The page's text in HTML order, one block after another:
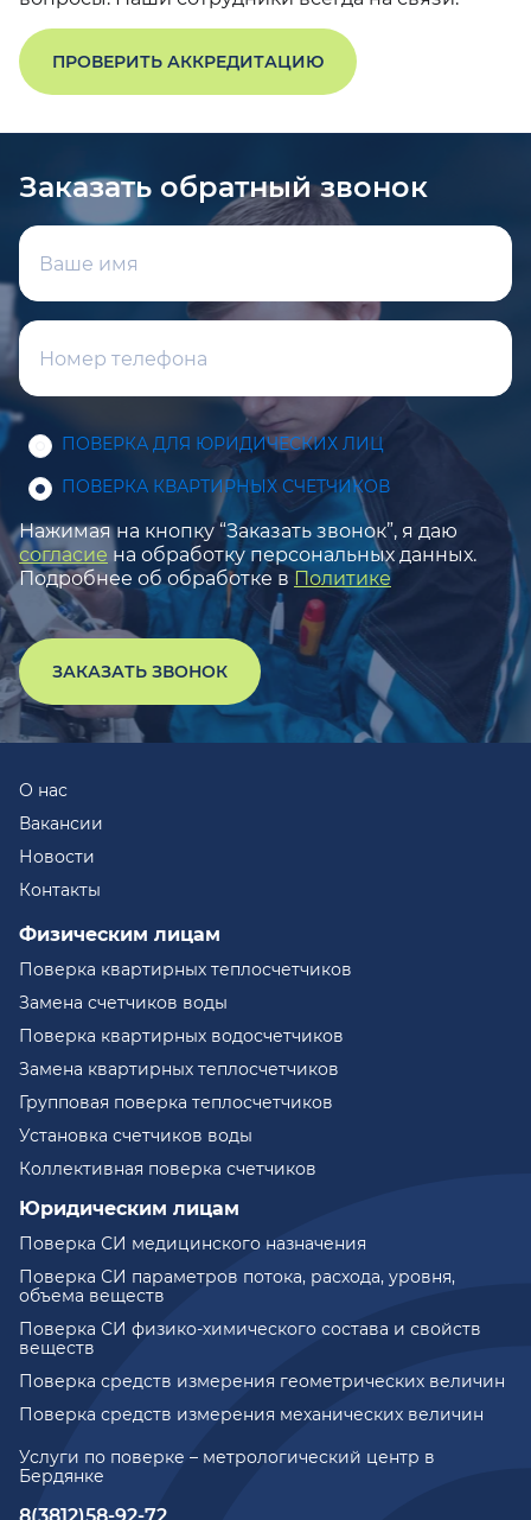
ПРОВЕРИТЬ АККРЕДИТАЦИЮ
Заказать обратный звонок
ПОВЕРКА ДЛЯ ЮРИДИЧЕСКИХ ЛИЦ
ПОВЕРКА КВАРТИРНЫХ СЧЕТЧИКОВ
Нажимая на кнопку “Заказать звонок”, я даю
согласие на обработку персональных данных.
Подробнее об обработке в Политике
ЗАКАЗАТЬ ЗВОНОК
Услуги по поверке – метрологический центр в
Бердянке
О нас
Вакансии
Новости
Контакты
Физическим лицам
Поверка квартирных теплосчетчиков
Замена счетчиков воды
Поверка квартирных водосчетчиков
Замена квартирных теплосчетчиков
Групповая поверка теплосчетчиков
Установка счетчиков воды
Коллективная поверка счетчиков
Юридическим лицам
Поверка СИ медицинского назначения
Поверка СИ параметров потока, расхода, уровня,
объема веществ
Поверка СИ физико-химического состава и свойств
веществ
Поверка средств измерения геометрических величин
Поверка средств измерения механических величин